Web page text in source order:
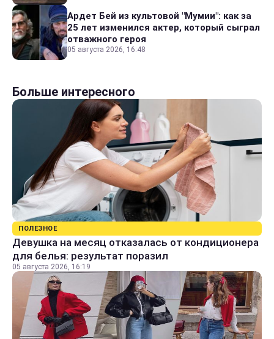
Ардет Бей из культовой "Мумии": как за
25 лет изменился актер, который сыграл
отважного героя
05 августа 2026, 16:48
Больше интересного
ПОЛЕЗНОЕ
Девушка на месяц отказалась от кондиционера
для белья: результат поразил
05 августа 2026, 16:19